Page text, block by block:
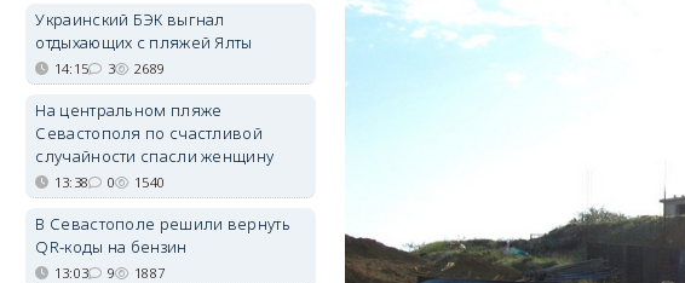
Украинский БЭК выгнал
отдыхающих с пляжей Ялты
14:15 3 2689
На центральном пляже
Севастополя по счастливой
случайности спасли женщину
13:38 0 1540
В Севастополе решили вернуть
QR-коды на бензин
13:03 9 1887